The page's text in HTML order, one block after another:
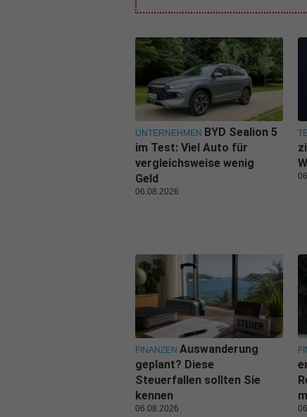
UNTERNEHMEN BYD Sealion 5
im Test: Viel Auto für
vergleichsweise wenig
Geld
06.08.2026
FINANZEN Auswanderung
geplant? Diese
Steuerfallen sollten Sie
kennen
06.08.2026